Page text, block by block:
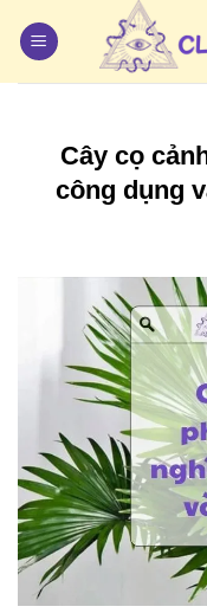
qua
Cây cọ
công dụng